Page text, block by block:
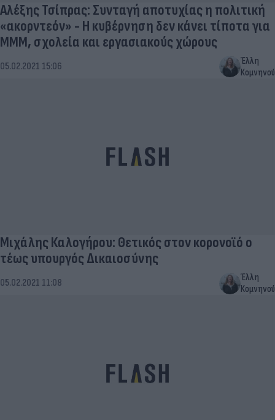
Αλέξης Τσίπρας: Συνταγή αποτυχίας η πολιτική
«ακορντεόν» - Η κυβέρνηση δεν κάνει τίποτα για
ΜΜΜ, σχολεία και εργασιακούς χώρους
05.02.2021 15:06
Έλλη
Κομνηνού
Μιχάλης Καλογήρου: Θετικός στον κορονοϊό ο
τέως υπουργός Δικαιοσύνης
05.02.2021 11:08
Έλλη
Κομνηνού